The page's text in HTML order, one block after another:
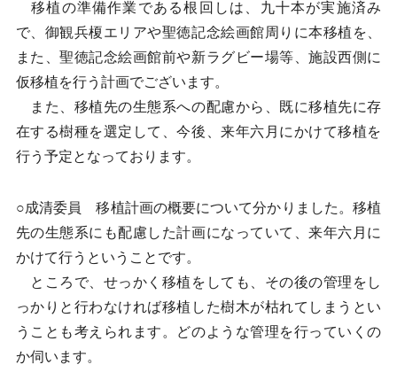
移植の準備作業である根回しは、九十本が実施済み
で、御観兵榎エリアや聖徳記念絵画館周りに本移植を、
また、聖徳記念絵画館前や新ラグビー場等、施設西側に
仮移植を行う計画でございます。
また、移植先の生態系への配慮から、既に移植先に存
在する樹種を選定して、今後、来年六月にかけて移植を
行う予定となっております。
○成清委員 移植計画の概要について分かりました。移植
先の生態系にも配慮した計画になっていて、来年六月に
かけて行うということです。
ところで、せっかく移植をしても、その後の管理をし
っかりと行わなければ移植した樹木が枯れてしまうとい
うことも考えられます。どのような管理を行っていくの
か伺います。